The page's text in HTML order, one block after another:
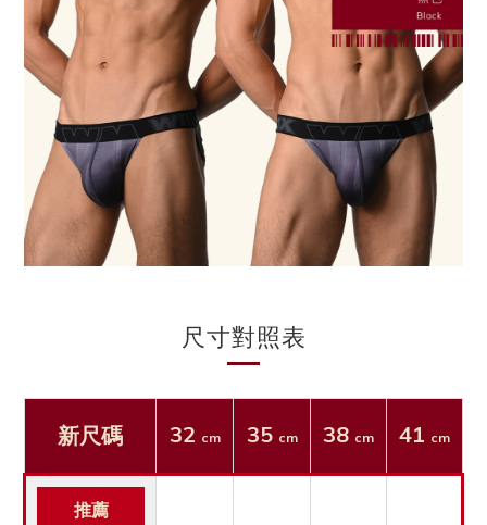
尺寸對照表
新尺碼 32 cm 35 cm 38 cm 41 cm
推薦